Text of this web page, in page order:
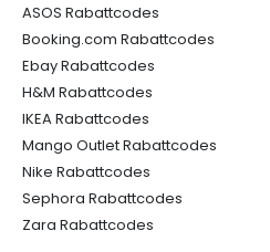
ASOS Rabattcodes
Booking.com Rabattcodes
Ebay Rabattcodes
H&M Rabattcodes
IKEA Rabattcodes
Mango Outlet Rabattcodes
Nike Rabattcodes
Sephora Rabattcodes
Zara Rabattcodes